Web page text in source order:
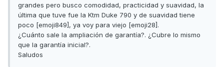
grandes pero busco comodidad, practicidad y suavidad, la
última que tuve fue la Ktm Duke 790 y de suavidad tiene
poco [emoji849], ya voy para viejo [emoji28].
¿Cuánto sale la ampliación de garantía?. ¿Cubre lo mismo
que la garantía inicial?.
Saludos